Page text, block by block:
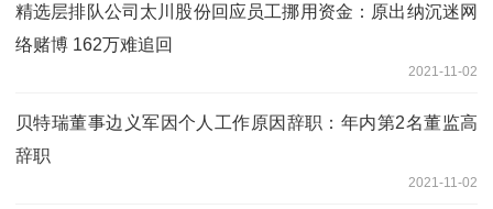
精选层排队公司太川股份回应员工挪用资金：原出纳沉迷网
络赌博 162万难追回
2021-11-02
贝特瑞董事边义军因个人工作原因辞职：年内第2名董监高
辞职
2021-11-02